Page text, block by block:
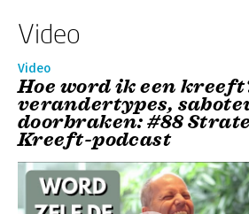
Video
Video
Hoe word ik een
verandertypes,
doorbraken: #88
Kreeft-podcast